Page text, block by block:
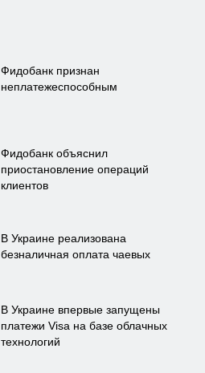
Фидобанк признан
неплатежеспособным
Фидобанк объяснил
приостановление операций
клиентов
В Украине реализована
безналичная оплата чаевых
В Украине впервые запущены
платежи Visa на базе облачных
технологий